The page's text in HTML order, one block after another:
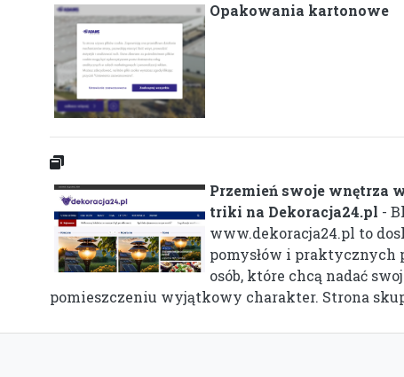
Opakowania kartonowe
Przemień swoje wnętrza
triki na Dekoracja24.pl -
www.dekoracja24.pl to
pomysłów i praktycznych
osób, które chcą nadać
pomieszczeniu wyjątkowy charakter. Strona